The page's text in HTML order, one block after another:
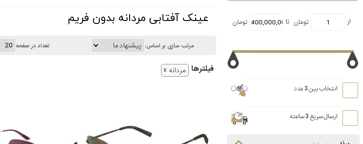
عینک آفتابی مردانه بدون فریم
مرتب سازی بر اساس: تعداد در صفحه
فیلتر‌ها مردانه
انتخاب بین 3 عدد
ارسال سریع 3 ساعته